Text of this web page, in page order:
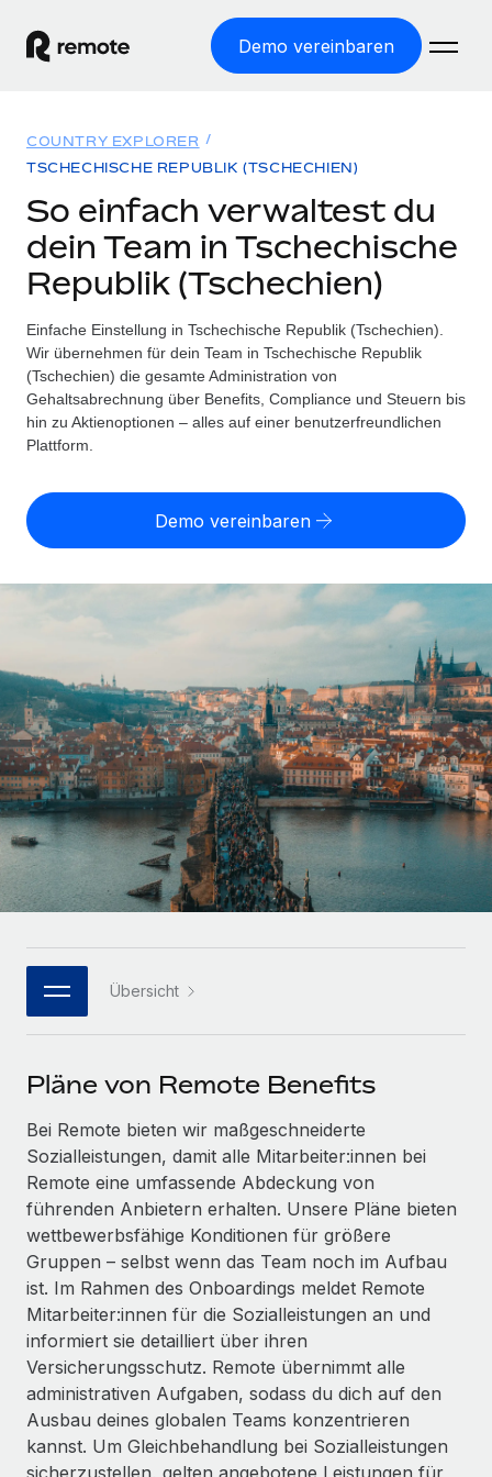
Demo vereinbaren
Produkte
WELTWEITE BESCHÄFTIGUNG
Globale Payroll
Einfache, rechtssicher Payroll
Employer of Record
Weltweites Wachstum ohne Kosten für Niederlassungen
Contractor of Record
Rechtssichere, weltweite Arbeit mit Freelancer:innen
Freelancer:innen
Auslagern von komplexen HR-Aufgaben
Remote Embedded
Nahtlose Integration der HR in bestehende Abläufe
Plattform
Integrierte HR-Kernfunktionen für dein Team
Verknüpfen Neu
Verknüpfung beliebiger KI-Tools mit Remote über unser
MCP
Integrationen
Prozessoptimierung mit unverzichtbaren Business-
Tools
DIENSTLEISTUNGEN
Hilfe von Expert:innen für globale HR & Compliance
Background-Checks
Einfacheres Bewerber:innen-Screening
Compliance Watchtower
Lückenlose Compliance
Geräteverwaltung
Globale Bereitstellung und Verfolgung von IT-
Geräten
Gründung von Niederlassungen
Schnelle, rechtssichere Gründung von
Lösungen
WELTWEITE ABDECKUNG
Länderspezifische Unterstützung bei der Einstellung
Explorer für US-Bundesstaaten
Einfache Einstellung in allen US-Bundesstaaten
Remote im Vergleich
WACHSTUMSPHASE
Startups
Agile HR- und Payroll-Lösungen für wachsende
Mittelstand
Maßgeschneiderte HR-Lösungen, um Teams zu
vergrößern
Enterprise
Globale HR für Konzerne und Großunternehmen
PARTNER WERDEN
Flexible Einbettung von Global-HR-Funktionen in deine
Plattform
Partner werden
Remote Build Demnächst verfügbar
FALLSTUDIEN
So hat der KI-Vorreiter Weaviate sein Team mit
Remote um 120 % vergrößert
Weaviate auf einen Blick Weaviate entwickelt KI-basierte
Open-Source-Infrastrukturen. Das...
Mehr erfahren
Strategische Partnerschaft zwischen
Reverse Tech und Remote für Contractor
Ressourcen
TOOLS UND RECHNER
Scheinselbstständigkeitsrisiko berechnen
Länderspezifische Einschätzung des
Scheinselbstständigkeitsrisikos
Länderspezifische Berechnung der
Gesamtbeschäftigungskosten
Informationen zu möglichen Währungen und
Abwicklungsfristen für globale Freelancer:innen
LERNEN MIT REMOTE
Forschung und Leitfäden
Fallstudien
HR-Glossar
Checklisten und Vorlagen
Bibliothek für Stellenbeschreibungen
Webinare
Events
Newsroom
Informationen zu Gehältern und Qualifikationen
Insights Center
Hol dir Unterstützung
Alle Ressourcen anzeigen
BLOG
Globale Payroll
EOR und PEO
Contractor Management
Preise
Deutsch
Nederlands
Français
Español
Italiano
Português (Portugal)
日本語
한국어
Anmelden
COUNTRY EXPLORER
TSCHECHISCHE REPUBLIK (TSCHECHIEN)
So einfach verwaltest du
dein Team in Tschechische
Republik (Tschechien)
Einfache Einstellung in Tschechische Republik (Tschechien).
Wir übernehmen für dein Team in Tschechische Republik
(Tschechien) die gesamte Administration von
Gehaltsabrechnung über Benefits, Compliance und Steuern bis
hin zu Aktienoptionen – alles auf einer benutzerfreundlichen
Plattform.
Demo vereinbaren
Übersicht
Pläne von Remote Benefits
Bei Remote bieten wir maßgeschneiderte
Sozialleistungen, damit alle Mitarbeiter:innen bei
Remote eine umfassende Abdeckung von
führenden Anbietern erhalten. Unsere Pläne bieten
wettbewerbsfähige Konditionen für größere
Gruppen – selbst wenn das Team noch im Aufbau
ist. Im Rahmen des Onboardings meldet Remote
Mitarbeiter:innen für die Sozialleistungen an und
informiert sie detailliert über ihren
Versicherungsschutz. Remote übernimmt alle
administrativen Aufgaben, sodass du dich auf den
Ausbau deines globalen Teams konzentrieren
kannst. Um Gleichbehandlung bei Sozialleistungen
sicherzustellen, gelten angebotene Leistungen für